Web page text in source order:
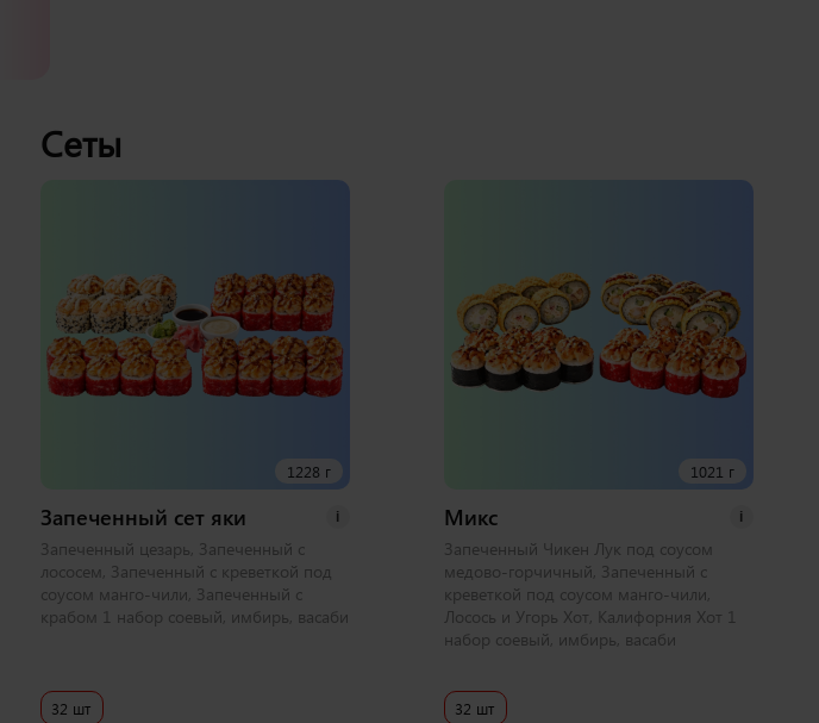
Сеты
1228 г
Запеченный сет яки i
Запеченный цезарь, Запеченный с
лососем, Запеченный с креветкой под
соусом манго-чили, Запеченный с
крабом 1 набор соевый, имбирь, васаби
32 шт
1021 г
Микс i
Запеченный Чикен Лук под соусом
медово-горчичный, Запеченный с
креветкой под соусом манго-чили,
Лосось и Угорь Хот, Калифорния Хот 1
набор соевый, имбирь, васаби
32 шт